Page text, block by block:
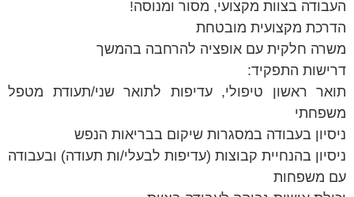
העבודה בצוות מקצועי, מסור ומנוסה!
הדרכת מקצועית מובטחת
משרה חלקית עם אופציה להרחבה בהמשך
דרישות התפקיד:
תואר ראשון טיפולי, עדיפות לתואר שני/תעודת מטפל
משפחתי
ניסיון בעבודה במסגרות שיקום בבריאות הנפש
ניסיון בהנחיית קבוצות (עדיפות לבעלי/ות תעודה) ובעבודה
עם משפחות